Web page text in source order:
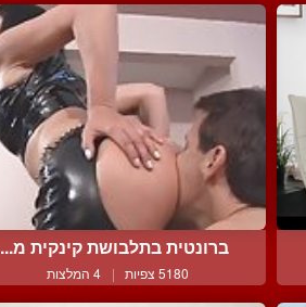
ברונטית בתלבושת קינקית מ...
5180 צפיות | 4 המלצות